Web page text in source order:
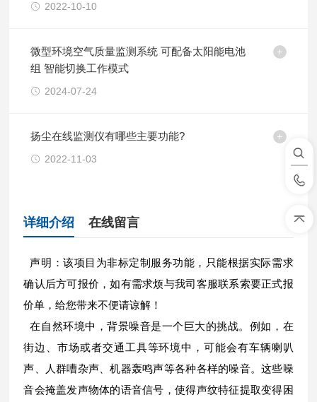
2022-10-10
微型环境空气质量监测系统 可配备太阳能电池
组 智能切换工作模式
2024-07-24
扬尘在线监测仪有哪些主要功能?
2022-11-03
详细介绍 在线留言
声明：该项目为非标定制服务功能，只能根据实际需求
确认后方可报价，如有需求烦与我司客服联系索要正式报
价单，给您带来不便请谅解！
在自然环境中，背景噪音是一个巨大的挑战。例如，在
街边、市场或者交通工具等环境中，可能会有车辆喇叭
声、人群嘈杂声、机器轰鸣声等各种各样的噪音。这些噪
音会掩盖发声物体的语音信号，使得声纹特征提取变得困